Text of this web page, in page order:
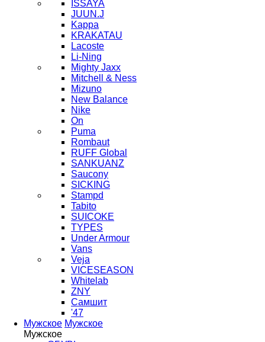
ISSAYA
JUUN.J
Kappa
KRAKATAU
Lacoste
Li-Ning
Mighty Jaxx
Mitchell & Ness
Mizuno
New Balance
Nike
On
Puma
Rombaut
RUFF Global
SANKUANZ
Saucony
SICKING
Stampd
Tabito
SUICOKE
TYPES
Under Armour
Vans
Veja
VICESEASON
Whitelab
ZNY
Самшит
'47
Мужское Мужское
Мужское